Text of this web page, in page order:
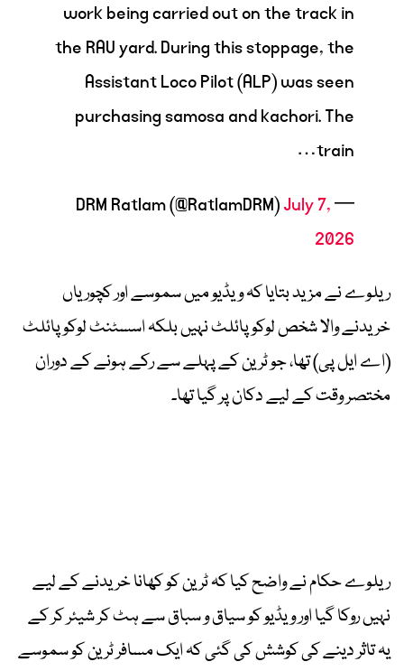
work being carried out on the track in
the RAU yard. During this stoppage, the
Assistant Loco Pilot (ALP) was seen
purchasing samosa and kachori. The
train…
— DRM Ratlam (@RatlamDRM)
July 7,
2026
ریلوے نے مزید بتایا کہ ویڈیو میں سموسے اور کچوریاں
خریدنے والا شخص لوکو پائلٹ نہیں بلکہ اسسٹنٹ لوکو پائلٹ
(اے ایل پی) تھا، جو ٹرین کے پہلے سے رکے ہونے کے دوران
مختصر وقت کے لیے دکان پر گیا تھا۔
ریلوے حکام نے واضح کیا کہ ٹرین کو کھانا خریدنے کے لیے
نہیں روکا گیا اور ویڈیو کو سیاق و سباق سے ہٹ کر شیئر کر کے
یہ تاثر دینے کی کوشش کی گئی کہ ایک مسافر ٹرین کو سموسے